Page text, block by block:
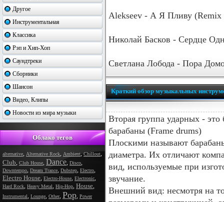
Другое
Инструментальная
Классика
Рэп и Хип-Хоп
Саундтреки
Сборники
Шансон
Видео, Клипы
Новости из мира музыки
Облако тегов
alternative, Alternative Rock, Ambient, Chillout,
Club, Club House, Dance, Disco,
Downtempo, Dream Trance, Dubstep, Electro,
Electro House, Electro-House, Electronic,
Hard Rock, Heavy Metal, Hip-Hop, House,
Instrumental, Lounge, Other, Pop, Power
Alekseev - А Я Пливу
Николай Басков - Сердце
Светлана Лобода - Пора
Краткий обзор музыкальных
Вторая группа ударных -
барабаны (Frame drums)
Плоскими называют
диаметра. Их отличают
вид, используемые при
звучание.
Внешний вид: несмотря на